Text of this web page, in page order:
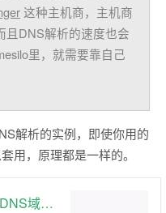
这种主机商，主机商
且DNS解析的速度也会
里，就需要靠自己
解析的实例，即使你用的
用，原理都是一样的。
析指南